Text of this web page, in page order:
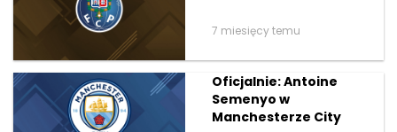
7 miesięcy temu
Oficjalnie: Antoine
Semenyo w
Manchesterze City